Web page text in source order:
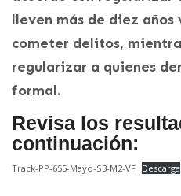
lleven más de diez años
cometer delitos,
regularizar a quienes
formal.
Revisa los
continuación:
Track-PP-655-Mayo-S3-M2-VF Descarga